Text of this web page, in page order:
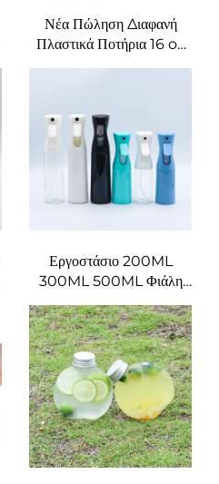
Νέα Πώληση Διαφανή
Πλαστικά Ποτήρια 16 oz
και 24 oz για Παραλαβή
Διαμερισμένα Ποτήρια
Boba
Εργοστάσιο 200ML
300ML 500ML Φιάλη
ψεκασμού για μαλλιά
Κομμωτήριο Κομμωτής
Εργαλεία για μαλλιά
Ψεκαστής νερού